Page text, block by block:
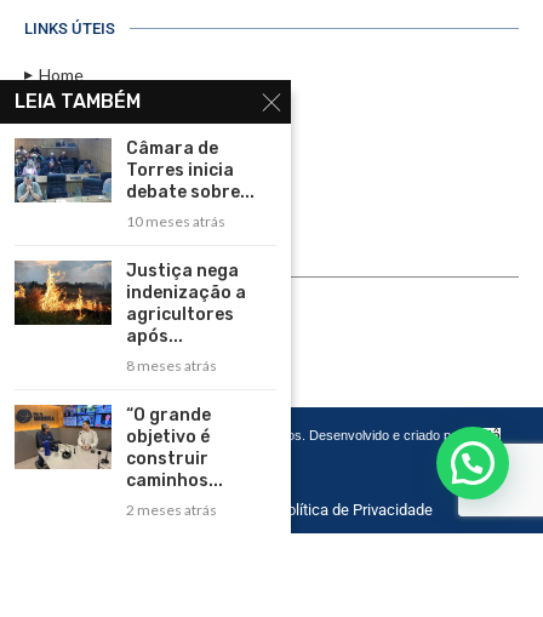
LINKS ÚTEIS
Home
Assinar
Contato
Política de Privacidade
Rádio Maristela - Ao Vivo
ASSINE
Copyright 2026 – Todos os Direitos Reservados. Desenvolvido e criado por
Cadô
Agência de Marketing
Home Contato Política de Privacidade
LEIA TAMBÉM
Câmara de
Torres inicia
debate sobre...
10 meses atrás
Justiça nega
indenização a
agricultores
após...
8 meses atrás
“O grande
objetivo é
construir
caminhos...
2 meses atrás